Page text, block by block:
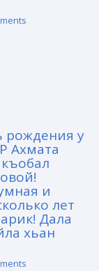
рождения у
Ахмата
и
лет
Дала
хьан